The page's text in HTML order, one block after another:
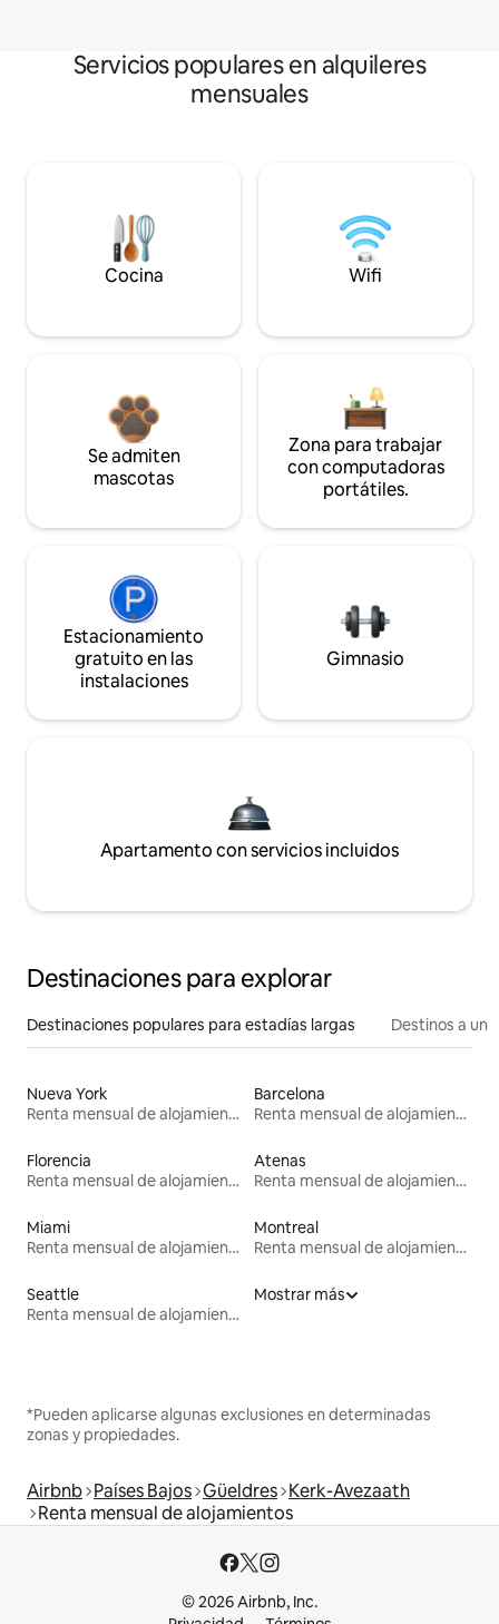
Servicios populares en alquileres
mensuales
Cocina Wifi
Se admiten
mascotas
Zona para trabajar
con computadoras
portátiles.
Estacionamiento
gratuito en las
instalaciones
Gimnasio
Apartamento con servicios incluidos
Destinaciones para explorar
Destinaciones populares para estadías largas Destinos a un
Nueva York
Renta mensual de alojamientos
Barcelona
Renta mensual de alojamientos
Florencia
Renta mensual de alojamientos
Atenas
Renta mensual de alojamientos
Miami
Renta mensual de alojamientos
Montreal
Renta mensual de alojamientos
Seattle
Renta mensual de alojamientos
Mostrar más
*Pueden aplicarse algunas exclusiones en determinadas
zonas y propiedades.
Airbnb Países Bajos Güeldres Kerk-Avezaath
Renta mensual de alojamientos
© 2026 Airbnb, Inc.